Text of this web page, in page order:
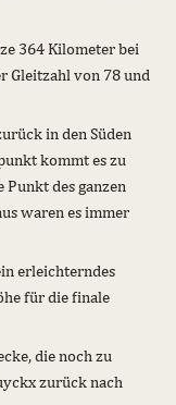
364 Kilometer bei
Gleitzahl von 78 und
in den Süden
kommt es zu
des ganzen
waren es immer
erleichterndes
für die finale
die noch zu
zurück nach